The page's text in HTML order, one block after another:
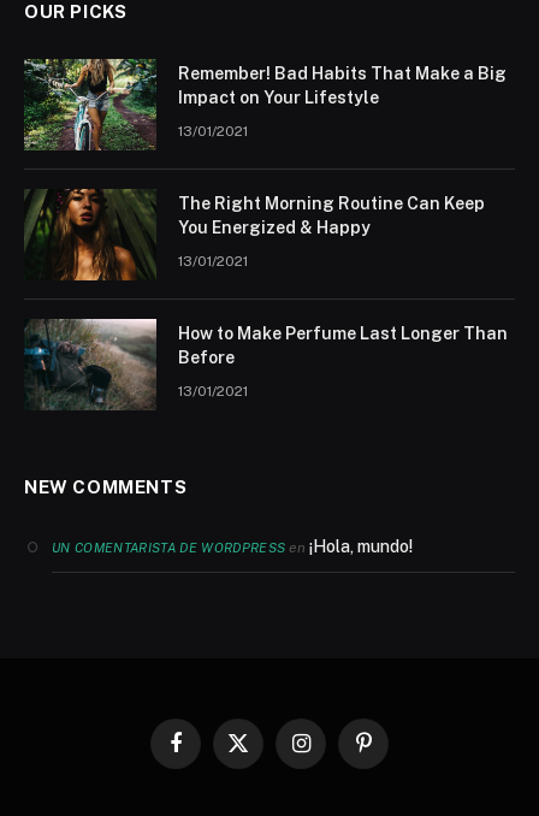
OUR PICKS
Remember! Bad Habits That Make a Big
Impact on Your Lifestyle
13/01/2021
The Right Morning Routine Can Keep
You Energized & Happy
13/01/2021
How to Make Perfume Last Longer Than
Before
13/01/2021
NEW COMMENTS
UN COMENTARISTA DE WORDPRESS en¡Hola, mundo!
Facebook
X
InstagramPinterest